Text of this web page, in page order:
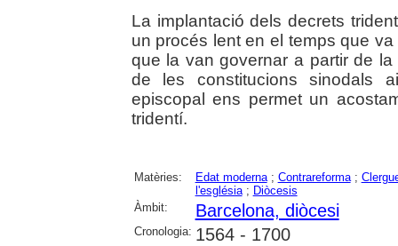
La implantació dels decrets
un procés lent en el temps que
que la van governar a partir de
de les constitucions sinodals
episcopal ens permet un
tridentí.
Matèries: Edat moderna; Contrareforma;
l'església; Diòcesis
Àmbit:
Barcelona, diòcesi
Cronologia: 1564 - 1700